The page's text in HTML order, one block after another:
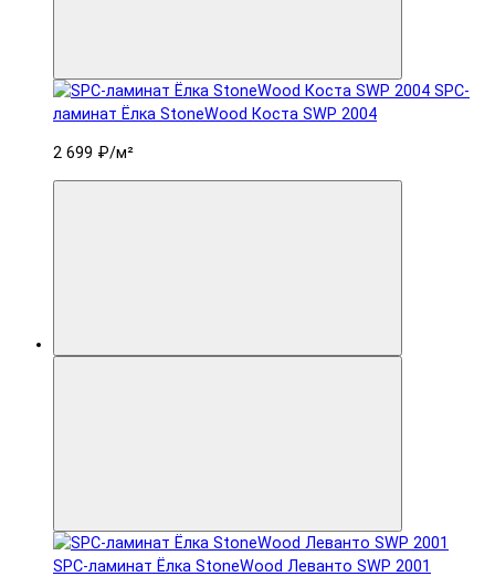
SPC-
ламинат Ëлка StoneWood Коста SWP 2004
2 699 ₽/м²
SPC-ламинат Ëлка StoneWood Леванто SWP 2001